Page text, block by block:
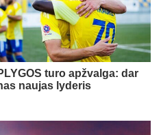
turo apžvalga: dar
naujas lyderis